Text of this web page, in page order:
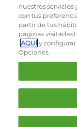
Términos
nuestros
con tus
partir de tus
páginas
AQUÍy
Opciones.